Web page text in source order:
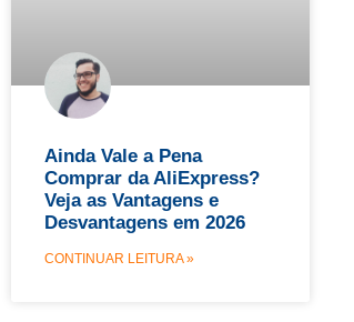
Ainda Vale a Pena
Comprar da AliExpress?
Veja as Vantagens e
Desvantagens em 2026
CONTINUAR LEITURA »